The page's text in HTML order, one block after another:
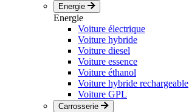
Energie
Energie
Voiture électrique
Voiture hybride
Voiture diesel
Voiture essence
Voiture éthanol
Voiture hybride rechargeable
Voiture GPL
Carrosserie